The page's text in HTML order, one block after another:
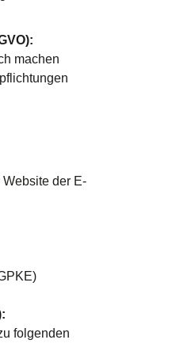
machen
der E-
folgenden